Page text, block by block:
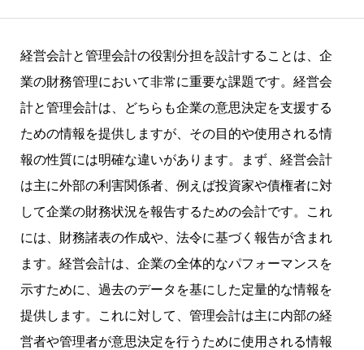
コンサルティング
経営会計と管理会計の役割分担を設計することは、企
業の財務管理において非常に重要な課題です。経営会
計と管理会計は、どちらも企業の意思決定を支援する
ための情報を提供しますが、その目的や使用される情
報の性質には明確な違いがあります。まず、経営会計
は主に外部の利害関係者、例えば投資家や債権者に対
して企業の財務状況を報告するための会計です。これ
には、財務諸表の作成や、法令に基づく報告が含まれ
ます。経営会計は、企業の全体的なパフォーマンスを
示すために、過去のデータを基にした定量的な情報を
提供します。これに対して、管理会計は主に内部の経
営者や管理者が意思決定を行うために使用される情報